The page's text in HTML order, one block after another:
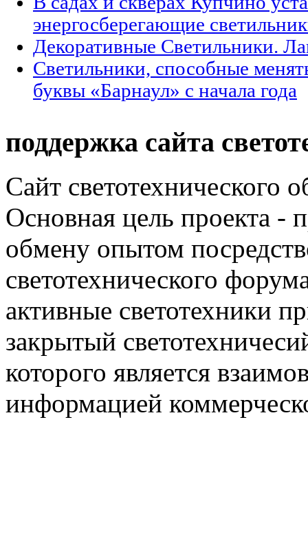
энергосберегающие
Декоративные Светильники.
Светильники, способные
буквы «Барнаул» с начала года
поддержка сайта
Сайт светотехнического
Основная цель проекта -
обмену опытом
светотехнического
активные светотехники
закрытый
которого является
информацией